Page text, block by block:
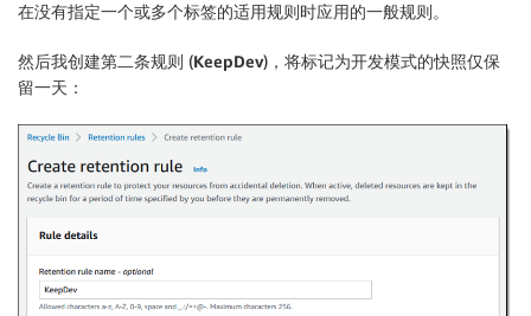
在没有指定一个或多个标签的适用规则时应用的一般规则。
然后我创建第二条规则 (KeepDev)，将标记为开发模式的快照仅保
留一天：